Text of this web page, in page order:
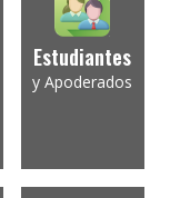
Estudiantes
y Apoderados